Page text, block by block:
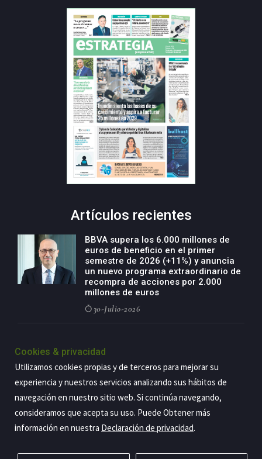
Artículos recientes
BBVA supera los 6.000 millones de
euros de beneficio en el primer
semestre de 2026 (+11%) y anuncia
un nuevo programa extraordinario de
recompra de acciones por 2.000
millones de euros
30-Julio-2026
negocio agro con un modelo global
de especialización presente en siete
países
29-Julio-2026
Cookies & privacidad
Utilizamos cookies propias y de terceros para mejorar su
experiencia y nuestros servicios analizando sus hábitos de
navegación en nuestro sitio web. Si continúa navegando,
consideramos que acepta su uso. Puede Obtener más
información en nuestra Declaración de privacidad.